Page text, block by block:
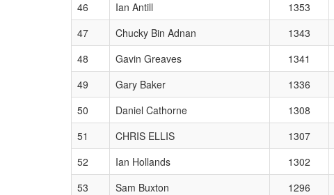
46
Ian Antill 1353
47
Chucky Bin Adnan 1343
48
Gavin Greaves 1341
49
Gary Baker 1336
50
Daniel Cathorne 1308
51
CHRIS ELLIS 1307
52
Ian Hollands 1302
53
Sam Buxton 1296